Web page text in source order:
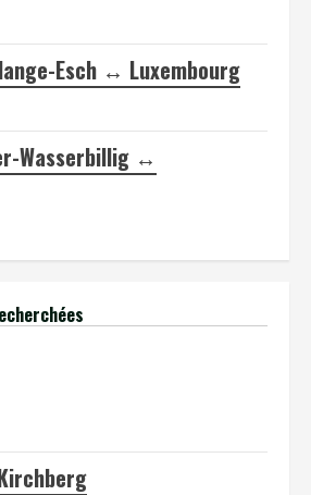
Esch ↔ Luxembourg
Wasserbillig ↔